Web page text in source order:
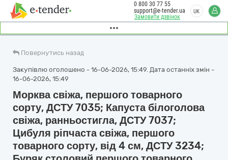
Замовити дзвінок
0 800 30 77 55
support@e-tender.ua
UK
Повернутись назад
Закупівлю оголошено - 16-06-2026, 15:49. Дата останніх змін -
16-06-2026, 15:49
Морква свіжа, першого товарного
сорту, ДСТУ 7035; Капуста білоголова
свіжа, ранньостигла, ДСТУ 7037;
Цибуля ріпчаста свіжа, першого
товарного сорту, від 4 см, ДСТУ 3234;